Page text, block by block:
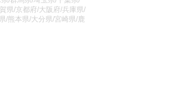
県/京都府/大阪府/兵庫県/
/熊本県/大分県/宮崎県/鹿